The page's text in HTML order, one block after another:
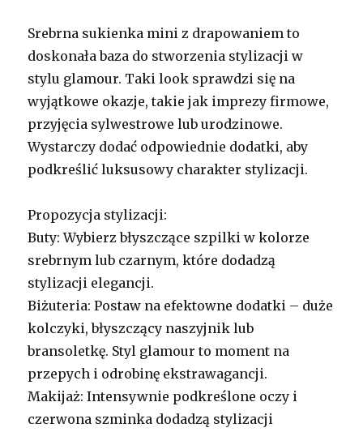
Srebrna sukienka mini z drapowaniem to
doskonała baza do stworzenia stylizacji w
stylu glamour. Taki look sprawdzi się na
wyjątkowe okazje, takie jak imprezy firmowe,
przyjęcia sylwestrowe lub urodzinowe.
Wystarczy dodać odpowiednie dodatki, aby
podkreślić luksusowy charakter stylizacji.
Propozycja stylizacji:
Buty: Wybierz błyszczące szpilki w kolorze
srebrnym lub czarnym, które dodadzą
stylizacji elegancji.
Biżuteria: Postaw na efektowne dodatki – duże
kolczyki, błyszczący naszyjnik lub
bransoletkę. Styl glamour to moment na
przepych i odrobinę ekstrawagancji.
Makijaż: Intensywnie podkreślone oczy i
czerwona szminka dodadzą stylizacji